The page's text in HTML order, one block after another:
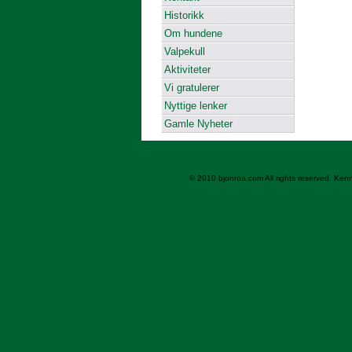
Historikk
Om hundene
Valpekull
Aktiviteter
Vi gratulerer
Nyttige lenker
Gamle Nyheter
© 2010 bjonroa.com All rights reserved.